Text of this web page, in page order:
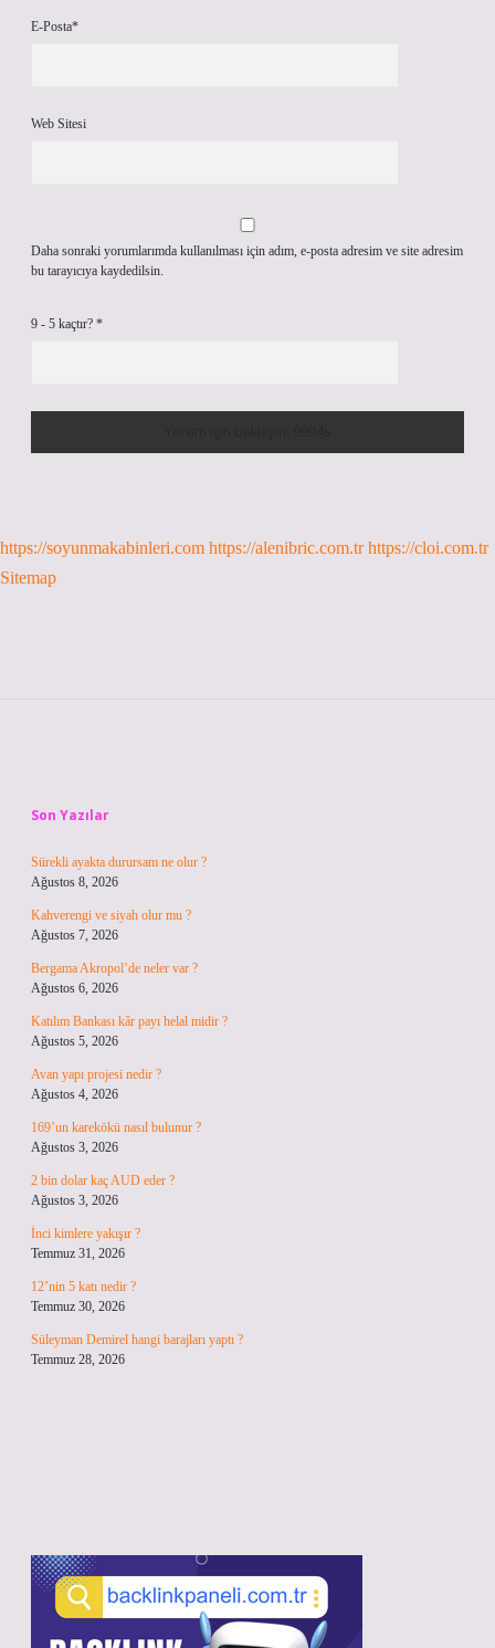
E-Posta*
Web Sitesi
Daha sonraki yorumlarımda kullanılması için adım, e-posta adresim ve site adresim
bu tarayıcıya kaydedilsin.
9 - 5 kaçtır? *
https://soyunmakabinleri.com https://alenibric.com.tr https://cloi.com.tr
Sitemap
Son Yazılar
Sürekli ayakta durursam ne olur ?
Ağustos 8, 2026
Kahverengi ve siyah olur mu ?
Ağustos 7, 2026
Bergama Akropol’de neler var ?
Ağustos 6, 2026
Katılım Bankası kâr payı helal midir ?
Ağustos 5, 2026
Avan yapı projesi nedir ?
Ağustos 4, 2026
169’un karekökü nasıl bulunur ?
Ağustos 3, 2026
2 bin dolar kaç AUD eder ?
Ağustos 3, 2026
İnci kimlere yakışır ?
Temmuz 31, 2026
12’nin 5 katı nedir ?
Temmuz 30, 2026
Süleyman Demirel hangi barajları yaptı ?
Temmuz 28, 2026